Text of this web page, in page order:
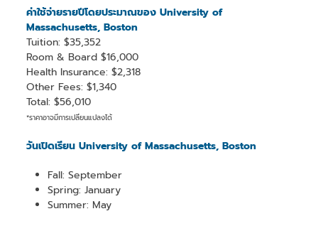
ค่าใช้จ่ายรายปีโดยประมาณของ University of
Massachusetts, Boston
Tuition: $35,352
Room & Board $16,000
Health Insurance: $2,318
Other Fees: $1,340
Total: $56,010
*ราคาอาจมีการเปลี่ยนแปลงได้
วันเปิดเรียน University of Massachusetts, Boston
Fall: September
Spring: January
Summer: May